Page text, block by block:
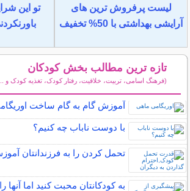
لیست پرفروش ترین های
آرایشی بهداشتی با 50% تخفیف
تو این
تازه ترین مطالب بخش کودکان
(فرهنگ اسامی، تربیت، خلاقیت، رفتار کودک، تغذیه کودک و
آموزش گام به گام ساخت
با دوست ناباب چه کنیم؟
تحمل کردن را به فرزندانتان
به کودکانتان محبت کنید اما آنها